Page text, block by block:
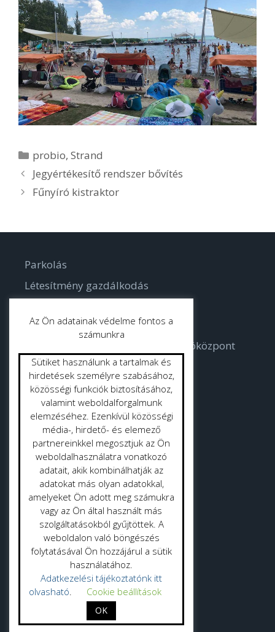
Kategória
probio,Strand
Jegyértékesítő rendszer bővítés
Fűnyíró kistraktor
Parkolás
Létesítmény gazdálkodás
Bodorka Balatoni Vízvilág Látogatóközpont
Strandok
Közterület tisztítás
Gyepmester
Vásrácsarnok
Adatvédelmi politika
Adatkezelési tájékoztató
Probio Zrt. 2025
Az Ön adatainak védelme fontos a
számunkra
Sütiket használunk a tartalmak és
hirdetések személyre szabásához,
közösségi funkciók biztosításához,
valamint weboldalforgalmunk
elemzéséhez. Ezenkívül közösségi
média-, hirdető- és elemező
partnereinkkel megosztjuk az Ön
weboldalhasználatra vonatkozó
adatait, akik kombinálhatják az
adatokat más olyan adatokkal,
amelyeket Ön adott meg számukra
vagy az Ön által használt más
szolgáltatásokból gyűjtöttek. A
weboldalon való böngészés
folytatásával Ön hozzájárul a sütik
használatához.
Adatkezelési tájékoztatónk itt
olvasható. Cookie beállítások
OK